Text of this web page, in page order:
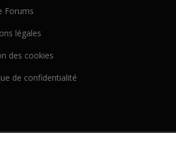
Forums
légales
des cookies
de confidentialité